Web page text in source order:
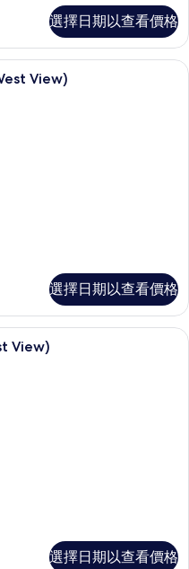
選擇日期以查看價格
桌、遮光布/窗簾、免費無線上網、
View)
選擇日期以查看價格
桌、遮光布/窗簾、免費無線上網、
View)
選擇日期以查看價格